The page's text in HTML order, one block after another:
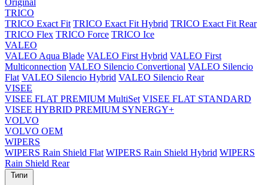
Original
TRICO
TRICO Exact Fit TRICO Exact Fit Hybrid TRICO Exact Fit Rear
TRICO Flex TRICO Force TRICO Ice
VALEO
VALEO Aqua Blade VALEO First Hybrid VALEO First
Multiconnection VALEO Silencio Convertional VALEO Silencio
Flat VALEO Silencio Hybrid VALEO Silencio Rear
VISEE
VISEE FLAT PREMIUM MultiSet VISEE FLAT STANDARD
VISEE HYBRID PREMIUM SYNERGY+
VOLVO
VOLVO OEM
WIPERS
WIPERS Rain Shield Flat WIPERS Rain Shield Hybrid WIPERS
Rain Shield Rear
Типи